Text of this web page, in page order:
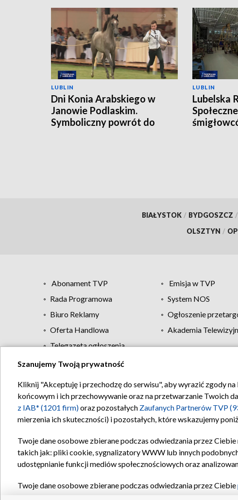
LUBLIN
Dni Konia Arabskiego w
Janowie Podlaskim.
Symboliczny powrót do
LUBLIN
Lubelska
BIAŁYSTOK / BYDGOSZCZ /
OLSZTYN /
Abonament TVP Emisja w TVP
Rada Programowa
System NOS
Biuro Reklamy
Ogłoszenie
Oferta Handlowa
Akademia
Telegazeta ogłoszenia
Regulamin TVP
Szanujemy Twoją prywatność
Kliknij "Akceptuję i przechodzę do serwisu", aby wyrazić zgody
końcowym i ich przechowywanie oraz na przetwarzanie Twoich
z IAB* (1201 firm)oraz pozostałych Zaufanych Partnerów TVP
mierzenia ich skuteczności) i pozostałych, które wskazujemy
Twoje dane osobowe zbierane podczas odwiedzania przez Ciebie
takich jak: pliki cookie, sygnalizatory WWW lub innych
udostępnianie funkcji mediów społecznościowych oraz
Twoje dane osobowe zbierane podczas odwiedzania przez Ciebie